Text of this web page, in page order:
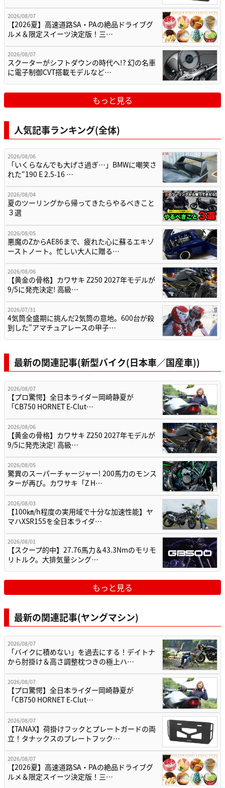
2026/08/07
【2026夏】高速道路SA・PAの絶品ドライブグ
ルメ＆限定スイーツ決定版！三…
2026/08/07
スクーターがシフトダウンの時代へ!? 幻の名車
に電子制御CVT搭載モデルなど…
もっと見る
人気記事ランキング(全体)
2026/08/06
「いくらなんでも大げさ過ぎ…」BMWに嘲笑さ
れた“190 E 2.5-16 …
2026/08/04
夏のツーリングから帰ってきたらやるべきこと
３選
2026/08/05
悪魔のZからAE86まで、疲れた心に蘇るエキゾ
ーストノート。忙しい大人に贈る…
2026/08/06
【黄金の骨格】カワサキ Z250 2027年モデルが
9/5に発売決定! 高級…
2026/07/31
4気筒全盛期に挑んだ2気筒の意地。600台が殺
到した”アマチュアレースの甲子…
最新の関連記事(新型バイク(日本車／国産車))
2026/08/07
【プロ驚愕】全日本ライダー岡崎静夏が
「CB750 HORNET E-Clut…
2026/08/06
【黄金の骨格】カワサキ Z250 2027年モデルが
9/5に発売決定! 高級…
2026/08/05
驚異のスーパーチャージャー! 200馬力のモンス
ターが再び。カワサキ「Z H…
2026/08/03
【100㎞/h程度の実用域で十分な加速性能】ヤ
マハXSR155を全日本ライダ…
2026/08/01
【スクープ的中】27.76馬力＆43.3Nmのモリモ
リトルク。大排気量シング…
もっと見る
最新の関連記事(ヤングマシン)
2026/08/07
「バイクに積めない」を過去にする！デイトナ
から肘掛け＆高さ調整枕つきの極上ハ…
2026/08/07
【プロ驚愕】全日本ライダー岡崎静夏が
「CB750 HORNET E-Clut…
2026/08/07
【TANAX】荷掛けフックとプレートガードの両
立！タナックスのプレートフック…
2026/08/07
【2026夏】高速道路SA・PAの絶品ドライブグ
ルメ＆限定スイーツ決定版！三…